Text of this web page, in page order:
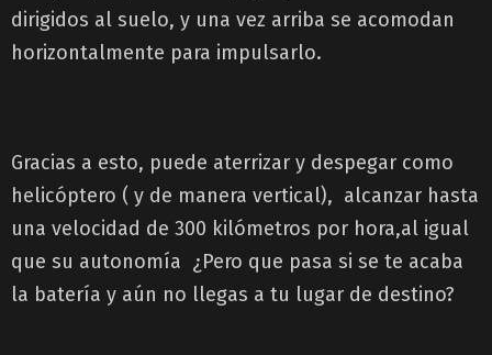
dirigidos al suelo, y una vez arriba se acomodan
horizontalmente para impulsarlo.
Gracias a esto, puede aterrizar y despegar como
helicóptero ( y de manera vertical), alcanzar hasta
una velocidad de 300 kilómetros por hora,al igual
que su autonomía ¿Pero que pasa si se te acaba
la batería y aún no llegas a tu lugar de destino?